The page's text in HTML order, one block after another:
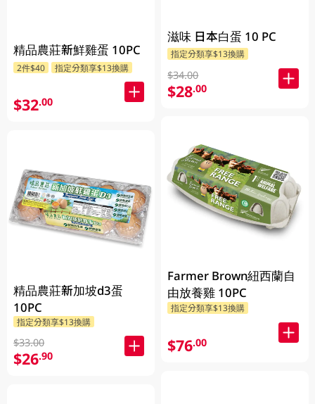
精品農莊新鮮雞蛋 10PC
2件$40 指定分類享$13換購
$32.00
精品農莊新加坡d3蛋
10PC
指定分類享$13換購
$33.00
$26.90
滋味 日本白蛋 10 PC
指定分類享$13換購
$34.00
$28.00
Farmer Brown紐西蘭自
由放養雞 10PC
指定分類享$13換購
$76.00